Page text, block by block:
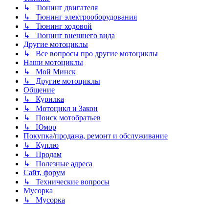
↳ Тюнинг двигателя
↳ Тюнинг электрооборудования
↳ Тюнинг ходовой
↳ Тюнинг внешнего вида
Другие мотоциклы
↳ Все вопросы про другие мотоциклы
Наши мотоциклы
↳ Мой Минск
↳ Другие мотоциклы
Общение
↳ Курилка
↳ Мотоцикл и Закон
↳ Поиск мотобратьев
↳ Юмор
Покупка/продажа, ремонт и обслуживание
↳ Куплю
↳ Продам
↳ Полезные адреса
Сайт, форум
↳ Технические вопросы
Мусорка
↳ Мусорка